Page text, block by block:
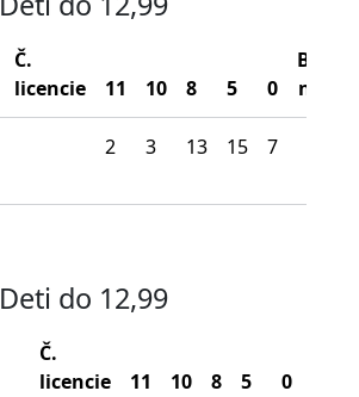
Č.
licencie
11 10 8 5 0
Bodov
na šíp
2 3 13 15 7
Deti do 12,99
Č.
licencie
11 10 8 5 0